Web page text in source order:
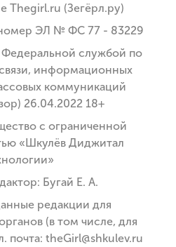
Thegirl.ru (Зегёрл.ру)
ЭЛ № ФС 77 - 83229
службой по
информационных
коммуникаций
26.04.2022 18+
с ограниченной
«Шкулёв Диджитал
Бугай Е. А.
редакции для
(в том числе, для
почта: theGirl@shkulev.ru